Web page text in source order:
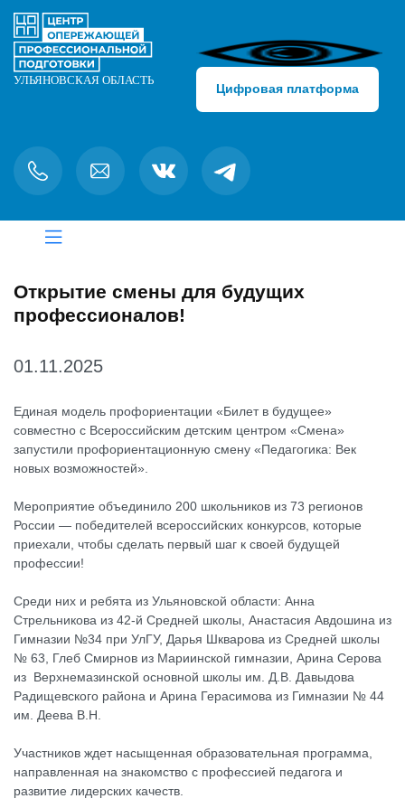
Цифровая платформа
Открытие смены для будущих
профессионалов!
01.11.2025
Единая модель профориентации «Билет в будущее»
совместно с Всероссийским детским центром «Смена»
запустили профориентационную смену «Педагогика: Век
новых возможностей».
Мероприятие объединило 200 школьников из 73 регионов
России — победителей всероссийских конкурсов, которые
приехали, чтобы сделать первый шаг к своей будущей
профессии!
Среди них и ребята из Ульяновской области: Анна
Стрельникова из 42-й Средней школы, Анастасия Авдошина из
Гимназии №34 при УлГУ, Дарья Шкварова из Средней школы
№ 63, Глеб Смирнов из Мариинской гимназии, Арина Серова
из Верхнемазинской основной школы им. Д.В. Давыдова
Радищевского района и Арина Герасимова из Гимназии № 44
им. Деева В.Н.
Участников ждет насыщенная образовательная программа,
направленная на знакомство с профессией педагога и
развитие лидерских качеств.